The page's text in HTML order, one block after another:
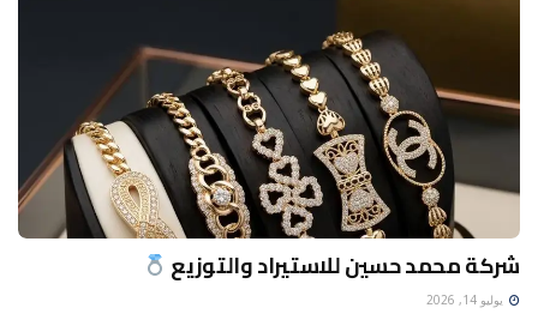
شركة محمد حسين للاستيراد والتوزيع
يوليو 14, 2026